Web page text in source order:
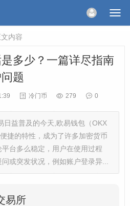
内容
多少？一篇详尽指南
题
冷门币 279 0
日益普及的今天,欧易钱包（OKX
捷的特性，成为了许多加密货币
台多么稳定，用户在使用过程
或突发状况，例如账户登录异...
易所